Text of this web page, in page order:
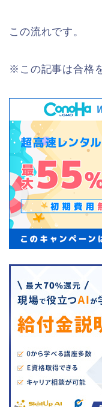
この流れです。
※この記事は合格